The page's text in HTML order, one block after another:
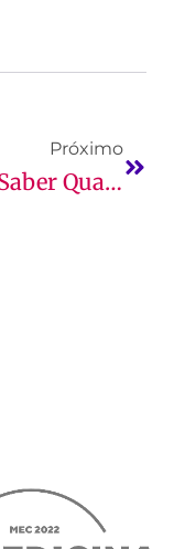
Próximo
Como Saber Qual Faculdade Fazer: Cursos E Mais!